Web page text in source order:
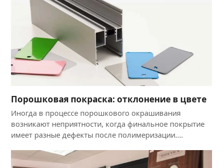
Порошковая покраска: отклонение в цвете
Иногда в процессе порошкового окрашивания
возникают неприятности, когда финальное покрытие
имеет разные дефекты после полимеризации.…